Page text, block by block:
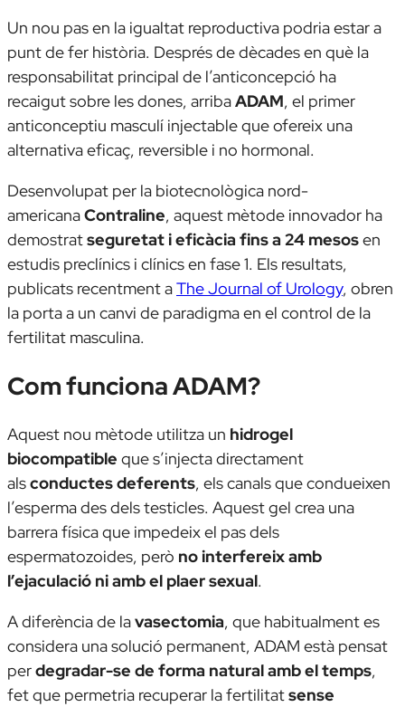
Un nou pas en la igualtat reproductiva podria estar a
punt de fer història. Després de dècades en què la
responsabilitat principal de l’anticoncepció ha
recaigut sobre les dones, arribaADAM, el primer
anticonceptiu masculí injectable que ofereix una
alternativa eficaç, reversible i no hormonal.
Desenvolupat per la biotecnològica nord-
americanaContraline, aquest mètode innovador ha
demostratseguretat i eficàcia fins a 24 mesosen
estudis preclínics i clínics en fase 1. Els resultats,
publicats recentment aThe Journal of Urology, obren
la porta a un canvi de paradigma en el control de la
fertilitat masculina.
Com funciona ADAM?
Aquest nou mètode utilitza un hidrogel
biocompatible que s’injecta directament
alsconductes deferents, els canals que condueixen
l’esperma des dels testicles. Aquest gel crea una
barrera física que impedeix el pas dels
espermatozoides, però no interfereix amb
l’ejaculació ni amb el plaer sexual.
A diferència de lavasectomia, que habitualment es
considera una solució permanent, ADAM està pensat
perdegradar-se de forma natural amb el temps,
fet que permetria recuperar la fertilitatsense